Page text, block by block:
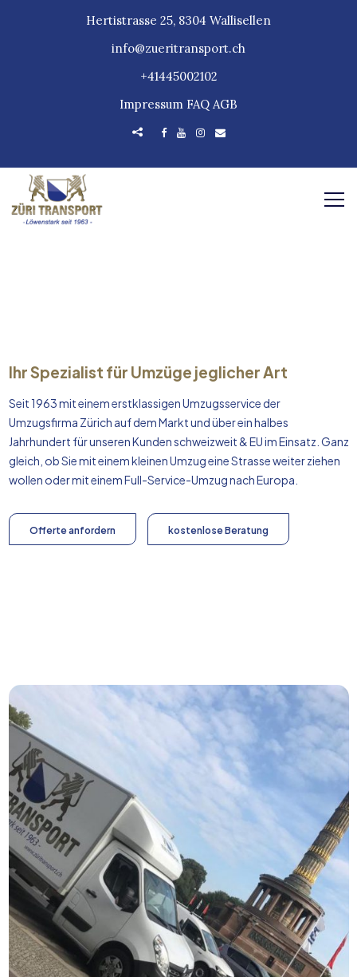
Hertistrasse 25, 8304 Wallisellen
info@zueritransport.ch
+41445002102
Impressum FAQ AGB
Ihr Spezialist für Umzüge jeglicher Art
Seit 1963 mit einem erstklassigen Umzugsservice der
Umzugsfirma Zürich auf dem Markt und über ein halbes
Jahrhundert für unseren Kunden schweizweit & EU im Einsatz. Ganz
gleich, ob Sie mit einem kleinen Umzug eine Strasse weiter ziehen
wollen oder mit einem Full-Service-Umzug nachEuropa
Offerte anfordern kostenlose Beratung